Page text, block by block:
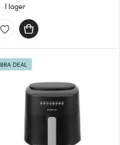
I lager
BRA DEAL